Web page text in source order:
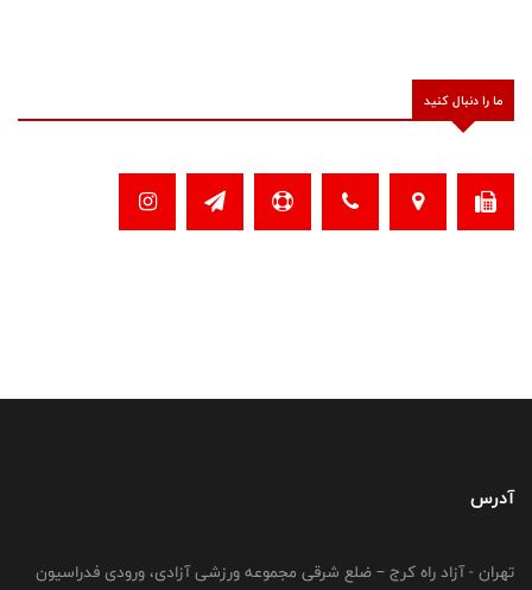
ما را دنبال کنید
آدرس
تهران - آزاد راه کرج – ضلع شرقی مجموعه ورزشی آزادی، ورودی فدراسیون